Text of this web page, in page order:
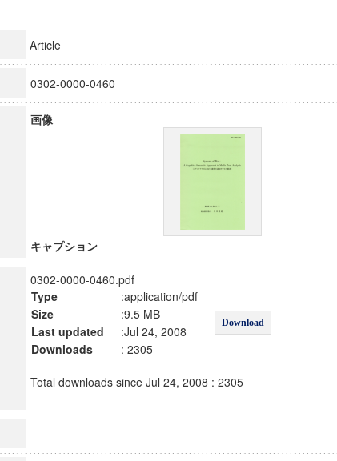
Article
0302-0000-0460
画像
キャプション
0302-0000-0460.pdf
Type
:application/pdf
Download
Size
:9.5 MB
Last updated
:Jul 24, 2008
Downloads
: 2305
Total downloads since Jul 24, 2008 : 2305